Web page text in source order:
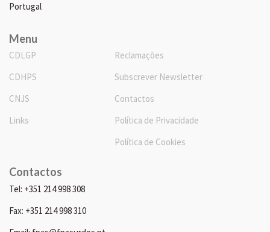
Portugal
Menu
CDLGP
CDHPS
CNJS
Links
Reclamações
Subscrever Newsletter
Contactos
Política de Privacidade
Política de Cookies
Contactos
Tel: +351 214 998 308
Fax: +351 214 998 310